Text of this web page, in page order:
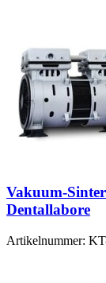
Vakuum-
Dentallabore
Artikelnummer: